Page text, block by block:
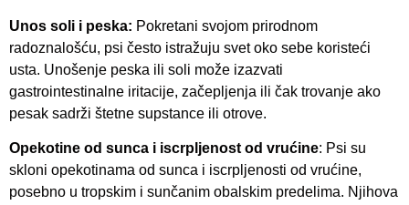
Unos soli i peska: Pokretani svojom prirodnom
radoznalošću, psi često istražuju svet oko sebe koristeći
usta. Unošenje peska ili soli može izazvati
gastrointestinalne iritacije, začepljenja ili čak trovanje ako
pesak sadrži štetne supstance ili otrove.
Opekotine od sunca i iscrpljenost od vrućine: Psi su
skloni opekotinama od sunca i iscrpljenosti od vrućine,
posebno u tropskim i sunčanim obalskim predelima. Njihova